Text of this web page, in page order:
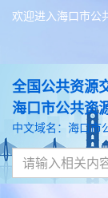
欢迎进入海口市公
全国公共资源
海口市公共资
中文域名：海口市